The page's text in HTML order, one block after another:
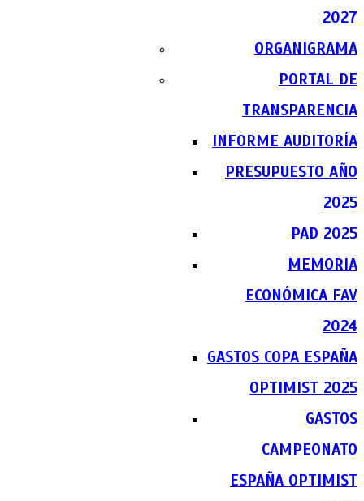
2027
ORGANIGRAMA
PORTAL DE
TRANSPARENCIA
INFORME AUDITORÍA
PRESUPUESTO AÑO
2025
PAD 2025
MEMORIA
ECONÓMICA FAV
2024
GASTOS COPA ESPAÑA
OPTIMIST 2025
GASTOS
CAMPEONATO
ESPAÑA OPTIMIST